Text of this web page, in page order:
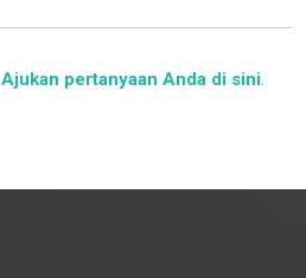
Ajukan pertanyaan Anda di sini.